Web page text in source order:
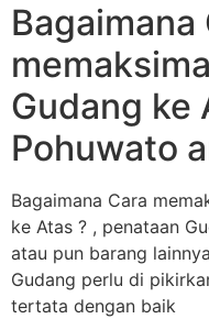
Bagaimana
Gudang ke
Pohuwato
Bagaimana Cara
ke Atas ? , penataan
atau pun barang
Gudang perlu di
tertata dengan baik